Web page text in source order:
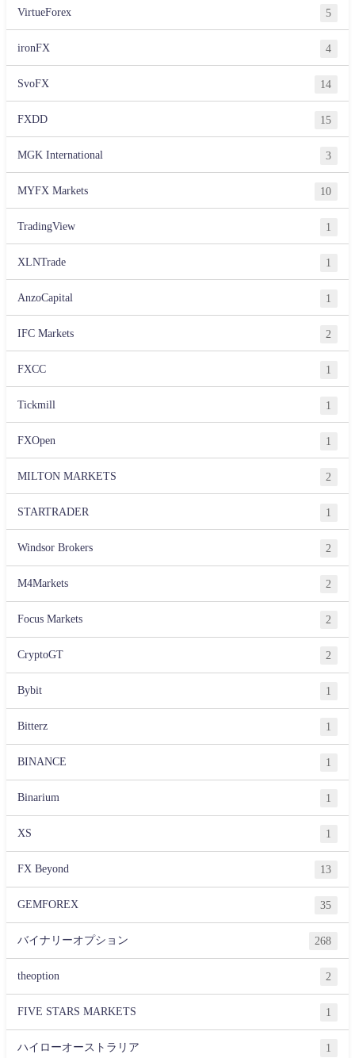
VirtueForex 5
ironFX 4
SvoFX 14
FXDD 15
MGK International 3
MYFX Markets 10
TradingView 1
XLNTrade 1
AnzoCapital 1
IFC Markets 2
FXCC 1
Tickmill 1
FXOpen 1
MILTON MARKETS 2
STARTRADER 1
Windsor Brokers 2
M4Markets 2
Focus Markets 2
CryptoGT 2
Bybit 1
Bitterz 1
BINANCE 1
Binarium 1
XS 1
FX Beyond 13
GEMFOREX 35
バイナリーオプション 268
theoption 2
FIVE STARS MARKETS 1
ハイローオーストラリア 1